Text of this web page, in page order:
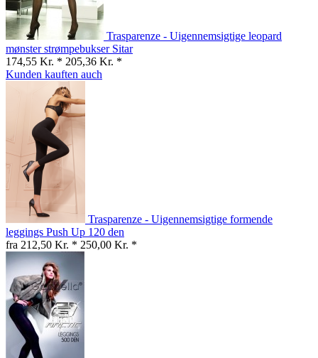
Trasparenze - Uigennemsigtige leopard
mønster strømpebukser Sitar
174,55 Kr. * 205,36 Kr. *
Kunden kauften auch
Trasparenze - Uigennemsigtige formende
leggings Push Up 120 den
fra 212,50 Kr. * 250,00 Kr. *